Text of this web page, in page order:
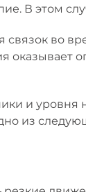
В этом
во
оказывает
и уровня
из